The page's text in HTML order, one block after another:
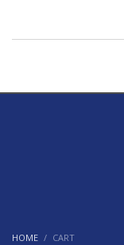
HOME CART